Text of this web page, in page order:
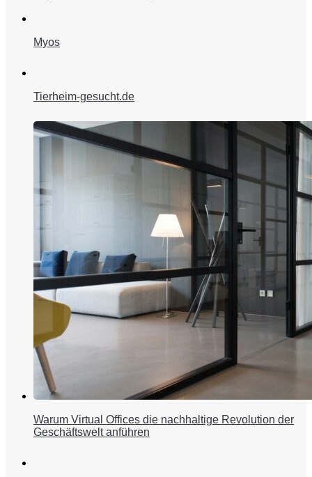
Myos
Tierheim-gesucht.de
Warum Virtual Offices die nachhaltige Revolution der
Geschäftswelt anführen